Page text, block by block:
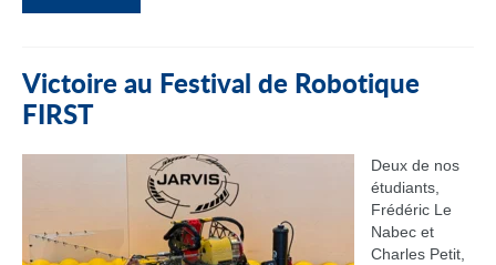
Victoire au Festival de Robotique
FIRST
Deux de nos
étudiants,
Frédéric Le
Nabec et
Charles Petit,